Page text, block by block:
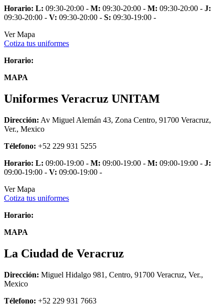
Horario: L: 09:30-20:00 - M: 09:30-20:00 - M: 09:30-20:00 - J:
09:30-20:00 - V: 09:30-20:00 - S: 09:30-19:00 -
Ver Mapa
Cotiza tus uniformes
Horario:
MAPA
Uniformes Veracruz UNITAM
Dirección: Av Miguel Alemán 43, Zona Centro, 91700 Veracruz,
Ver., Mexico
Télefono: +52 229 931 5255
Horario: L: 09:00-19:00 - M: 09:00-19:00 - M: 09:00-19:00 - J:
09:00-19:00 - V: 09:00-19:00 -
Ver Mapa
Cotiza tus uniformes
Horario:
MAPA
La Ciudad de Veracruz
Dirección: Miguel Hidalgo 981, Centro, 91700 Veracruz, Ver.,
Mexico
Télefono: +52 229 931 7663